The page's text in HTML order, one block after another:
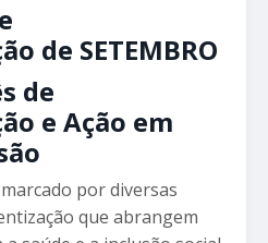
de SETEMBRO
de
e Ação em
por diversas
que abrangem